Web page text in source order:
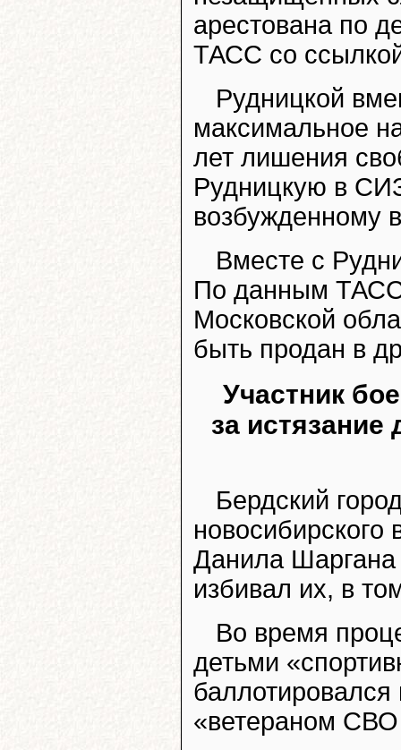
арестована по
ТАСС со
Рудницкой
максимальное
лет лишения
Рудницкую в
возбужденному
Вместе с
По данным
Московской
быть продан в
Участник
за
Бердский
новосибирского
Данила Шаргана
избивал их, в
Во время
детьми
«ветераном